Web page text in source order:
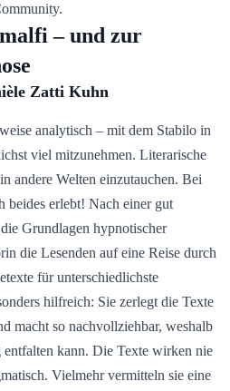
– und zur
Zatti Kuhn
analytisch – mit dem Stabilo in
viel mitzunehmen. Literarische
andere Welten einzutauchen. Bei
beides erlebt! Nach einer gut
Grundlagen hypnotischer
die Lesenden auf eine Reise durch
für unterschiedlichste
hilfreich: Sie zerlegt die Texte
macht so nachvollziehbar, weshalb
kann. Die Texte wirken nie
Vielmehr vermitteln sie eine